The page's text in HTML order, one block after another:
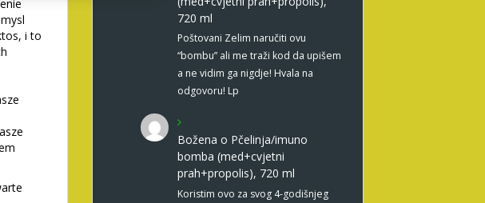
i to
720 ml
Poštovani Zelim naručiti ovu
“bombu” ali me traži kod da upišem
a ne vidim ga nigdje! Hvala na
odgovoru! Lp
Božena o Pčelinja/imuno
bomba (med+cvjetni
prah+propolis), 720 ml
Koristim ovo za svog 4-godišnjeg